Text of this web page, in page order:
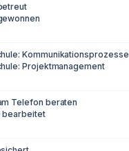
Kommunikationsprozesse
Projektmanagement
Telefon beraten
bearbeitet